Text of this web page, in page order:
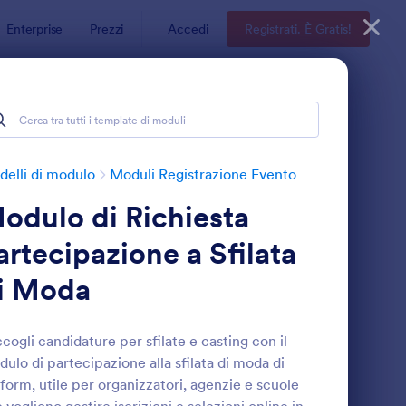
Enterprise Prezzi Accedi Registrati. È Gratis!
di modulo Moduli Registrazione Evento
di Richiesta
a Sfilata
Moda
candidature per sfilate e casting con il
di partecipazione alla sfilata di moda di
utile per organizzatori, agenzie e scuole
All'Evento
Di Registrazione Eventi Sportivi
Anteprima: Modulo Di